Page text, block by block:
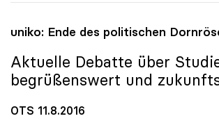
uniko: Ende des politischen
Aktuelle Debatte über
begrüßenswert und
OTS 11.8.2016